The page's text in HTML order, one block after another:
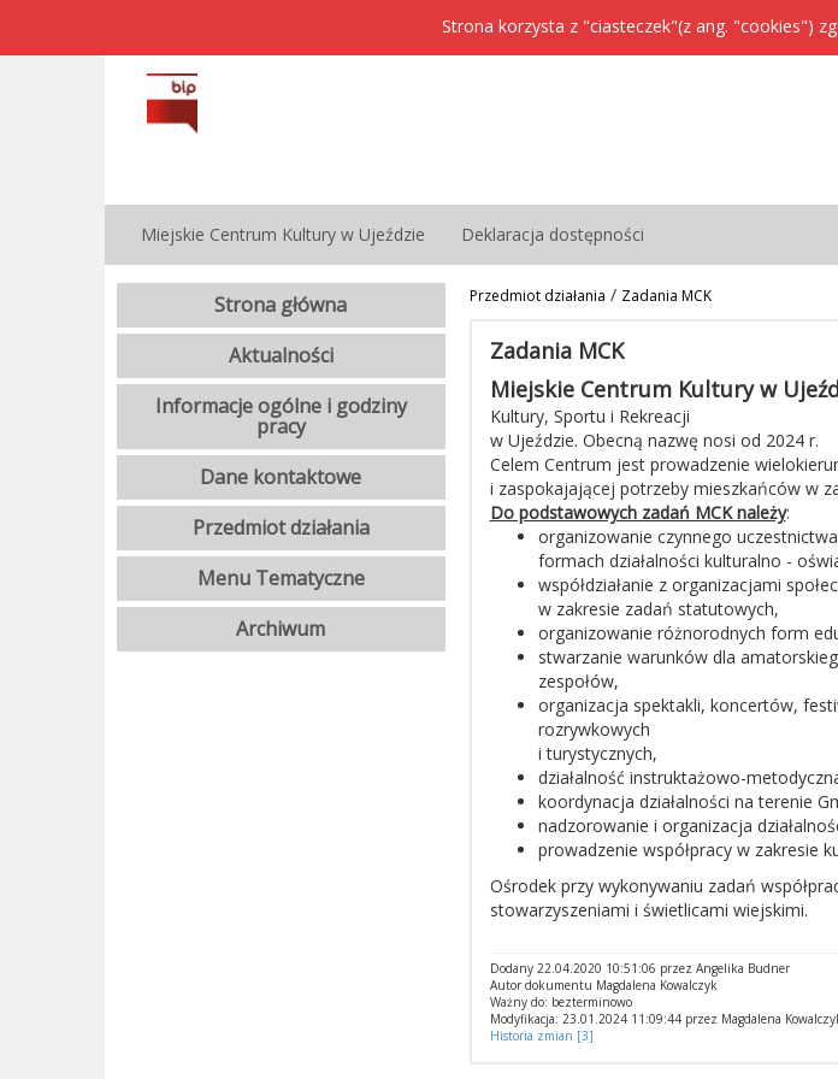
Strona korzysta z "ciasteczek"(z ang. "cookies")
Miejskie Centrum Kultury w Ujeździe Deklaracja dostępności
Przedmiot działania / Zadania MCK
Zadania MCK
Miejskie Centrum Kultury w
Kultury, Sportu i Rekreacji
w Ujeździe. Obecną nazwę nosi od 2024 r.
Celem Centrum jest prowadzenie
i zaspokajającej potrzeby mieszkańców w
Do podstawowych zadań MCK należy:
organizowanie czynnego
formach działalności kulturalno -
współdziałanie z organizacjami
w zakresie zadań statutowych,
organizowanie różnorodnych form
stwarzanie warunków dla
zespołów,
organizacja spektakli, koncertów,
rozrywkowych
i turystycznych,
działalność instruktażowo-
koordynacja działalności na terenie
nadzorowanie i organizacja
prowadzenie współpracy w zakresie
Ośrodek przy wykonywaniu zadań
stowarzyszeniami i świetlicami wiejskimi.
Dodany 22.04.2020 10:51:06 przez Angelika Budner
Autor dokumentu Magdalena Kowalczyk
Ważny do: bezterminowo
Modyfikacja: 23.01.2024 11:09:44 przez Magdalena
Historia zmian [3]
Strona główna
Aktualności
Informacje ogólne i godziny
pracy
Dane kontaktowe
Przedmiot działania
Menu Tematyczne
Archiwum